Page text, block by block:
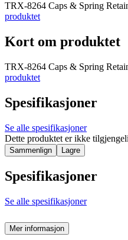
TRX-8264 Caps & Spring
produktet
Kort om produktet
TRX-8264 Caps & Spring
produktet
Spesifikasjoner
Se alle spesifikasjoner
Dette produktet er ikke
Sammenlign Lagre
Spesifikasjoner
Se alle spesifikasjoner
Mer informasjon